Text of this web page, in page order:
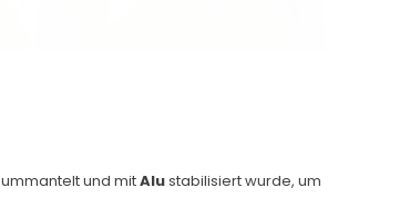
ummantelt und mitAlustabilisiert wurde, um